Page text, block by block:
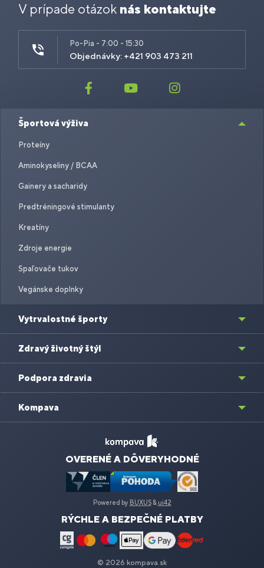
V prípade otázok nás kontaktujte
Po-Pia - 7:00 - 15:30
Objednávky: +421 903 473 211
Športová výživa
Proteíny
Aminokyseliny / BCAA
Gainery a sacharidy
Predtréningové stimulanty
Kreatíny
Zdroje energie
Spaľovače tukov
Vegánske doplnky
Vytrvalostné športy
Zdravý životný štýl
Podpora zdravia
Kompava
OVERENÉ A DÔVERYHODNÉ
Powered by BUXUS& ui42
RÝCHLE A BEZPEČNÉ PLATBY
© 2026 kompava.sk